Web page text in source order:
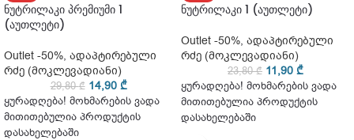
ნუტრილაკი პრემიუმი 1
(აუთლეტი)
Outlet -50%, ადაპტირებული
რძე (მოკლევადიანი)
29,80₾ 14,90 ₾
ყურადღება! მოხმარების ვადა
მითითებულია პროდუქტის
დასახელებაში
ნუტრილაკი 1 (აუთლეტი)
Outlet -50%, ადაპტირებული
რძე (მოკლევადიანი)
23,80₾ 11,90 ₾
ყურადღება! მოხმარების ვადა
მითითებულია პროდუქტის
დასახელებაში